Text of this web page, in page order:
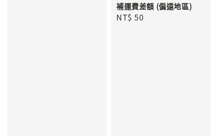
補運費差額 (偏遠地區)
Regular
NT$ 50